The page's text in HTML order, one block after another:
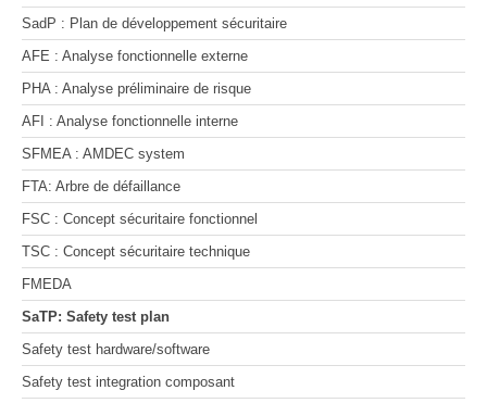
SadP : Plan de développement sécuritaire
AFE : Analyse fonctionnelle externe
PHA : Analyse préliminaire de risque
AFI : Analyse fonctionnelle interne
SFMEA : AMDEC system
FTA: Arbre de défaillance
FSC : Concept sécuritaire fonctionnel
TSC : Concept sécuritaire technique
FMEDA
SaTP: Safety test plan
Safety test hardware/software
Safety test integration composant